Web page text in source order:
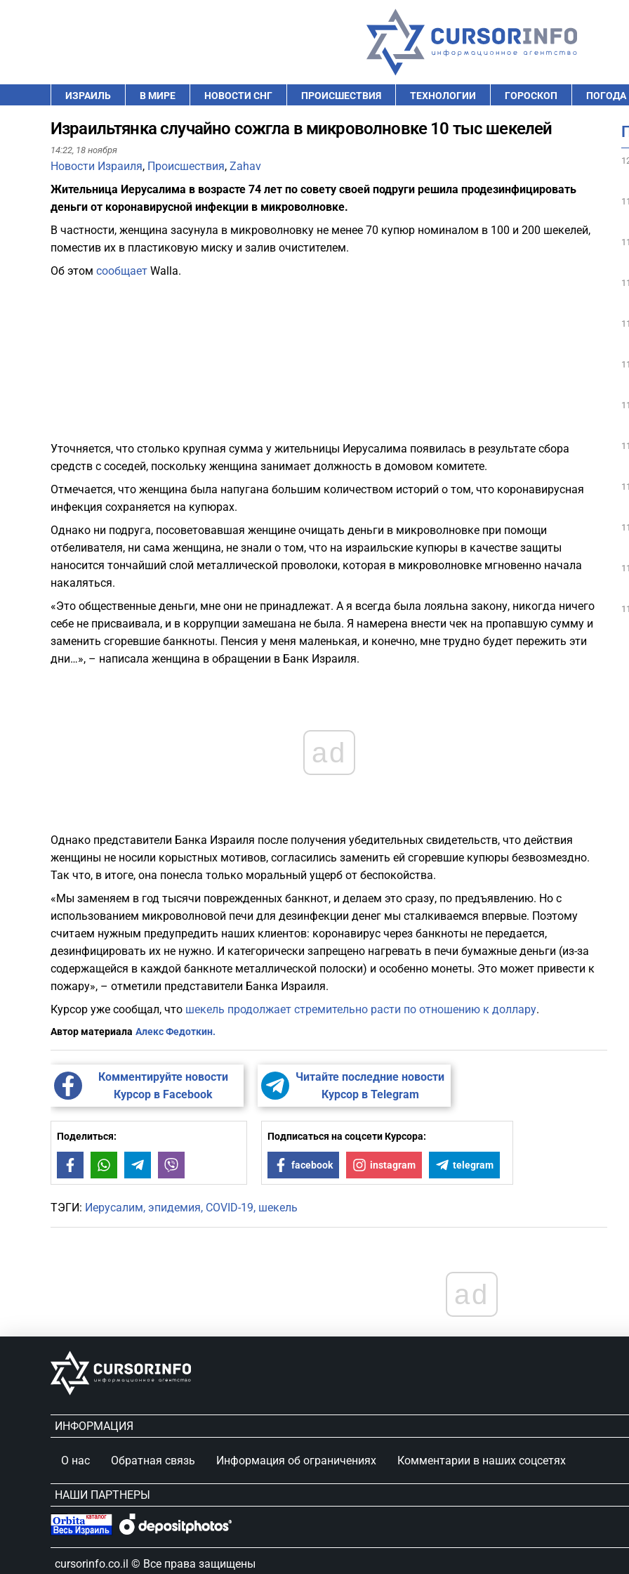
ИЗРАИЛЬ В МИРЕ НОВОСТИ СНГ ПРОИСШЕСТВИЯ ТЕХНОЛОГИИ ГОРОСКОП ПОГОДА
Израильтянка случайно сожгла в микроволновке 10 тыс шекелей
14:22, 18 ноября
Новости Израиля, Происшествия, Zahav
Жительница Иерусалима в возрасте 74 лет по совету своей подруги решила продезинфицировать
деньги от коронавирусной инфекции в микроволновке.
В частности, женщина засунула в микроволновку не менее 70 купюр номиналом в 100 и 200 шекелей,
поместив их в пластиковую миску и залив очистителем.
Об этом сообщает Walla.
Уточняется, что столько крупная сумма у жительницы Иерусалима появилась в результате сбора
средств с соседей, поскольку женщина занимает должность в домовом комитете.
Отмечается, что женщина была напугана большим количеством историй о том, что коронавирусная
инфекция сохраняется на купюрах.
Однако ни подруга, посоветовавшая женщине очищать деньги в микроволновке при помощи
отбеливателя, ни сама женщина, не знали о том, что на израильские купюры в качестве защиты
наносится тончайший слой металлической проволоки, которая в микроволновке мгновенно начала
накаляться.
«Это общественные деньги, мне они не принадлежат. А я всегда была лояльна закону, никогда ничего
себе не присваивала, и в коррупции замешана не была. Я намерена внести чек на пропавшую сумму и
заменить сгоревшие банкноты. Пенсия у меня маленькая, и конечно, мне трудно будет пережить эти
дни…», – написала женщина в обращении в Банк Израиля.
ad
Однако представители Банка Израиля после получения убедительных свидетельств, что действия
женщины не носили корыстных мотивов, согласились заменить ей сгоревшие купюры безвозмездно.
Так что, в итоге, она понесла только моральный ущерб от беспокойства.
«Мы заменяем в год тысячи поврежденных банкнот, и делаем это сразу, по предъявлению. Но с
использованием микроволновой печи для дезинфекции денег мы сталкиваемся впервые. Поэтому
считаем нужным предупредить наших клиентов: коронавирус через банкноты не передается,
дезинфицировать их не нужно. И категорически запрещено нагревать в печи бумажные деньги (из-за
содержащейся в каждой банкноте металлической полоски) и особенно монеты. Это может привести к
пожару», – отметили представители Банка Израиля.
Курсор уже сообщал, что шекель продолжает стремительно расти по отношению к доллару.
Автор материала Алекс Федоткин.
Комментируйте новости
Курсор в Facebook
Читайте последние новости
Курсор в Telegram
Поделиться:
FacebookWhatsAppTelegram
Подписаться на соцсети Курсора:
facebook instagram telegram
ТЭГИ: Иерусалим эпидемия COVID-19 шекель
ad
ИНФОРМАЦИЯ
О нас Обратная связь Информация об ограничениях Комментарии в наших соцсетях
НАШИ ПАРТНЕРЫ
сursorinfo.co.il © Все права защищены